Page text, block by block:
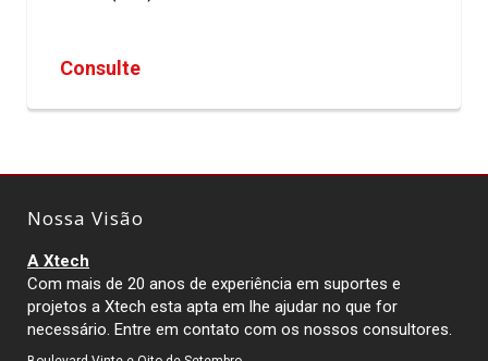
Consulte
Nossa Visão
A Xtech
Com mais de 20 anos de experiência em suportes e
projetos a Xtech esta apta em lhe ajudar no que for
necessário. Entre em contato com os nossos consultores.